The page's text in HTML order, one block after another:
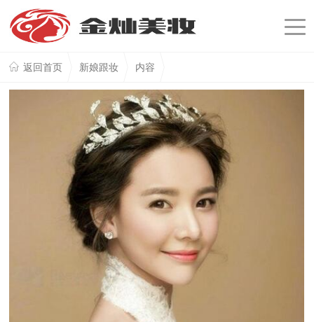
返回首页 新娘跟妆 内容